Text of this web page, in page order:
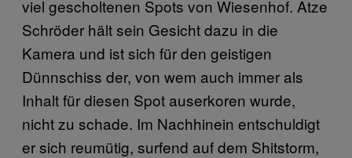
viel gescholtenen Spots von Wiesenhof. Atze
Schröder hält sein Gesicht dazu in die
Kamera und ist sich für den geistigen
Dünnschiss der, von wem auch immer als
Inhalt für diesen Spot auserkoren wurde,
nicht zu schade. Im Nachhinein entschuldigt
er sich reumütig, surfend auf dem Shitstorm,